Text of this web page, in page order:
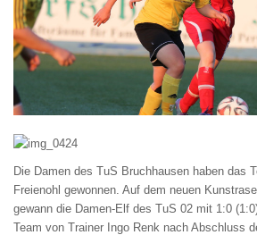
Die Damen des TuS Bruchhausen haben das
Freienohl gewonnen. Auf dem neuen
gewann die Damen-Elf des TuS 02 mit 1:0
Team von Trainer Ingo Renk nach Abschluss